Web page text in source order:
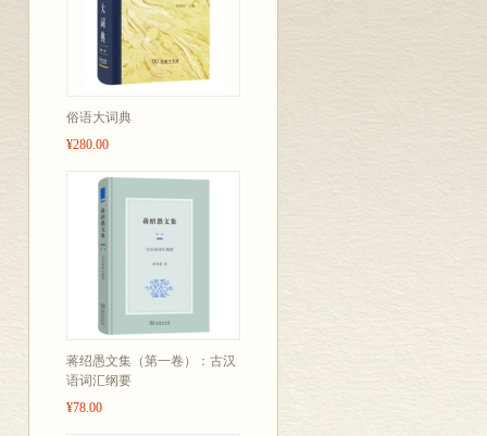
俗语大词典
¥280.00
蒋绍愚文集（第一卷）：古汉
语词汇纲要
¥78.00